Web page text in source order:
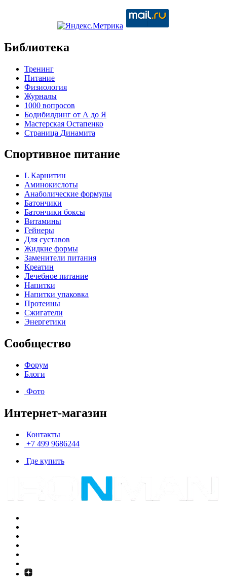
Библиотека
Тренинг
Питание
Физиология
Журналы
1000 вопросов
Бодибилдинг от А до Я
Мастерская Остапенко
Страница Динамита
Спортивное питание
L Карнитин
Аминокислоты
Анаболические формулы
Батончики
Батончики боксы
Витамины
Гейнеры
Для суставов
Жидкие формы
Заменители питания
Креатин
Лечебное питание
Напитки
Напитки упаковка
Протеины
Сжигатели
Энергетики
Сообщество
Форум
Блоги
Фото
Интернет-магазин
Контакты
+7 499 9686244
Где купить